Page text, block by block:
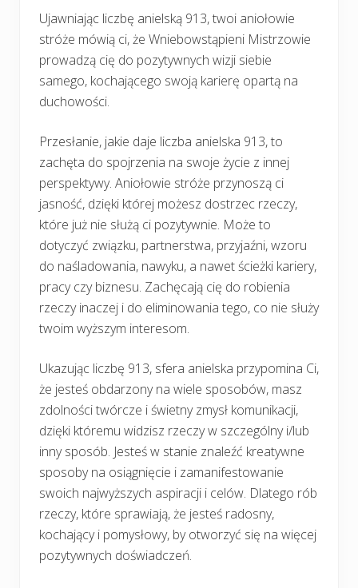
Ujawniając liczbę anielską 913, twoi aniołowie
stróże mówią ci, że Wniebowstąpieni Mistrzowie
prowadzą cię do pozytywnych wizji siebie
samego, kochającego swoją karierę opartą na
duchowości.
Przesłanie, jakie daje liczba anielska 913, to
zachęta do spojrzenia na swoje życie z innej
perspektywy. Aniołowie stróże przynoszą ci
jasność, dzięki której możesz dostrzec rzeczy,
które już nie służą ci pozytywnie. Może to
dotyczyć związku, partnerstwa, przyjaźni, wzoru
do naśladowania, nawyku, a nawet ścieżki kariery,
pracy czy biznesu. Zachęcają cię do robienia
rzeczy inaczej i do eliminowania tego, co nie służy
twoim wyższym interesom.
Ukazując liczbę 913, sfera anielska przypomina Ci,
że jesteś obdarzony na wiele sposobów, masz
zdolności twórcze i świetny zmysł komunikacji,
dzięki któremu widzisz rzeczy w szczególny i/lub
inny sposób. Jesteś w stanie znaleźć kreatywne
sposoby na osiągnięcie i zamanifestowanie
swoich najwyższych aspiracji i celów. Dlatego rób
rzeczy, które sprawiają, że jesteś radosny,
kochający i pomysłowy, by otworzyć się na więcej
pozytywnych doświadczeń.